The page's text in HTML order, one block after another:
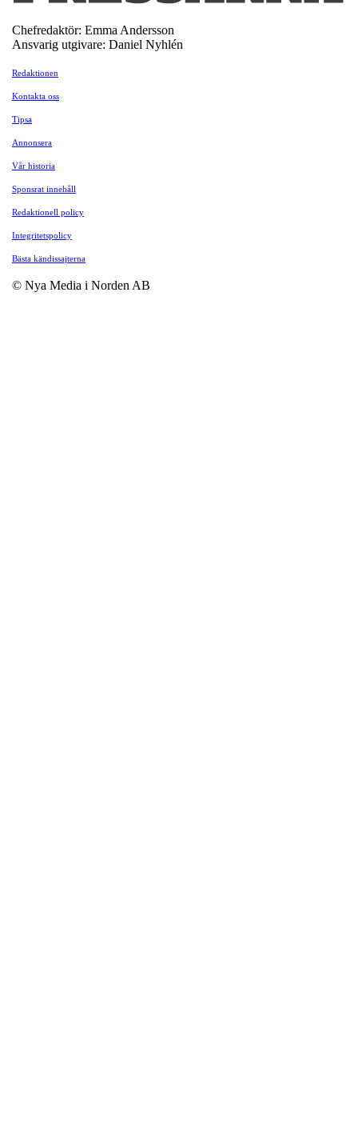
Chefredaktör: Emma Andersson
Ansvarig utgivare: Daniel Nyhlén
Redaktionen
Kontakta oss
Tipsa
Annonsera
Vår historia
Sponsrat innehåll
Redaktionell policy
Integritetspolicy
Bästa kändissajterna
© Nya Media i Norden AB